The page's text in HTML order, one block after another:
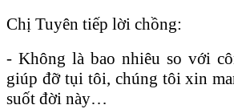
Chị Tuyên tiếp lời chồng:
- Không là bao nhiêu so với
giúp đỡ tụi tôi, chúng tôi xin
suốt đời này…